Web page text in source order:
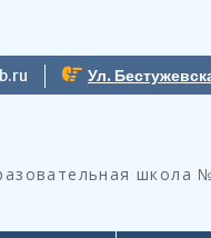
Ул.
школа